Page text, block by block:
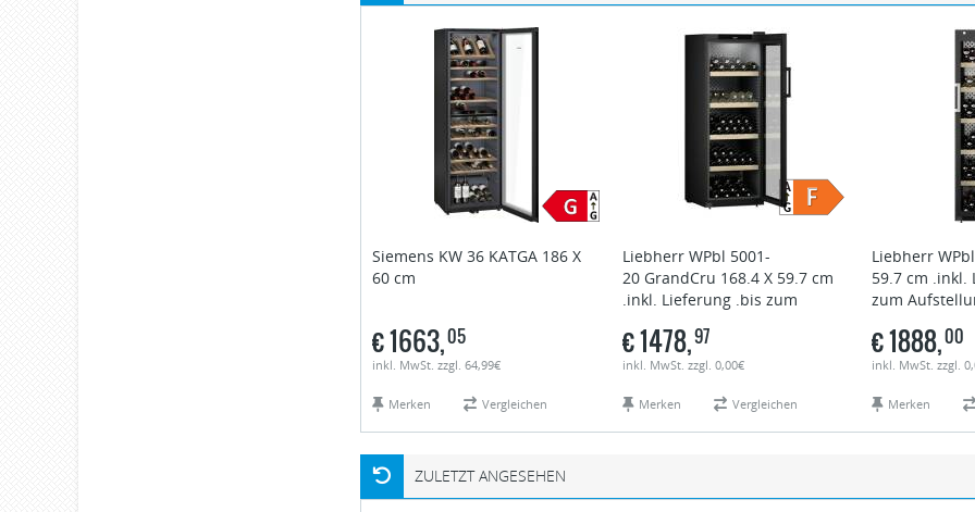
Siemens KW 36 KATGA 186 X
60 cm
€1663,05
inkl. MwSt. zzgl. 64,99€
Merken Vergleichen
Liebherr WPbl 5001-
20 GrandCru 168.4 X 59.7 cm
.inkl. Lieferung .bis zum
€1478,97
inkl. MwSt. zzgl. 0,00€
Merken Vergleichen
Liebherr
59.7 cm .inkl.
zum
€1888,00
inkl. MwSt. zzgl.
Merken
ZULETZT ANGESEHEN